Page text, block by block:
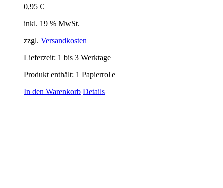
0,95 €
inkl. 19 % MwSt.
zzgl. Versandkosten
Lieferzeit: 1 bis 3 Werktage
Produkt enthält: 1 Papierrolle
In den Warenkorb Details